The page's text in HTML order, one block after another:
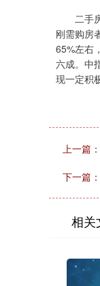
二手房
刚需购房
65%左右
六成。中
现一定积
上一篇：
下一篇：
相关